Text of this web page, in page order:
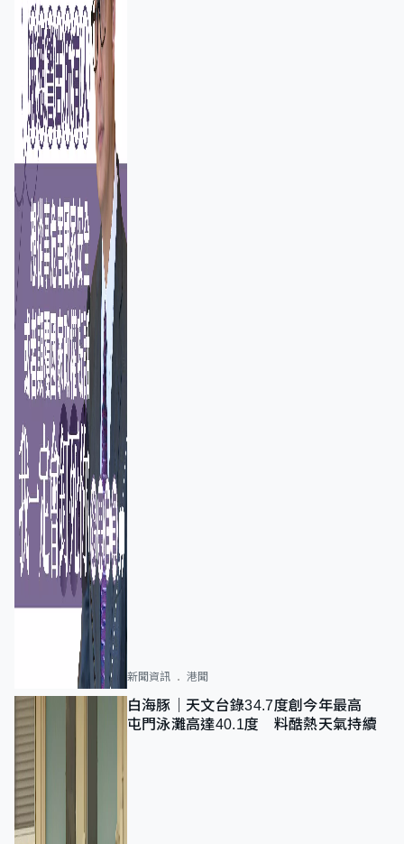
新聞資訊 港聞
白海豚｜天文台錄34.7度創今年最高
屯門泳灘高達40.1度 料酷熱天氣持續